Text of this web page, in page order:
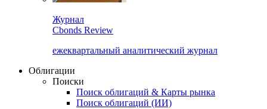
Журнал
Cbonds Review
ежеквартальный аналитический журнал
Облигации
Поиски
Поиск облигаций & Карты рынка
Поиск облигаций (ИИ)